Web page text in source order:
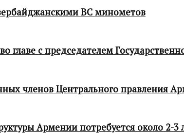
ВС минометов
с председателем
членов Центрального правления
Армении потребуется около 2-3